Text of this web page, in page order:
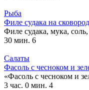
Рыба
Филе судака на
Филе судака, мука,
30 мин. 6
Салаты
Фасоль с чесноком и
«Фасоль с чесноком и
3 час. 0 мин. 4